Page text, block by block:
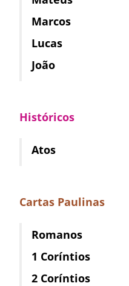
Marcos
Lucas
João
Históricos
Atos
Cartas Paulinas
Romanos
1 Coríntios
2 Coríntios